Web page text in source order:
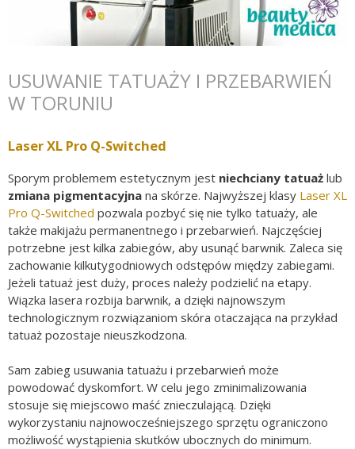
USUWANIE TATUAŻY I PRZEBARWIEŃ
W TORUNIU
Laser XL Pro Q-Switched
Sporym problemem estetycznym jest niechciany tatuaż lub
zmiana pigmentacyjna na skórze. Najwyższej klasy Laser XL
Pro Q-Switched pozwala pozbyć się nie tylko tatuaży, ale
także makijażu permanentnego i przebarwień. Najczęściej
potrzebne jest kilka zabiegów, aby usunąć barwnik. Zaleca się
zachowanie kilkutygodniowych odstępów między zabiegami.
Jeżeli tatuaż jest duży, proces należy podzielić na etapy.
Wiązka lasera rozbija barwnik, a dzięki najnowszym
technologicznym rozwiązaniom skóra otaczająca na przykład
tatuaż pozostaje nieuszkodzona.
Sam zabieg usuwania tatuażu i przebarwień może
powodować dyskomfort. W celu jego zminimalizowania
stosuje się miejscowo maść znieczulającą. Dzięki
wykorzystaniu najnowocześniejszego sprzętu ograniczono
możliwość wystąpienia skutków ubocznych do minimum.